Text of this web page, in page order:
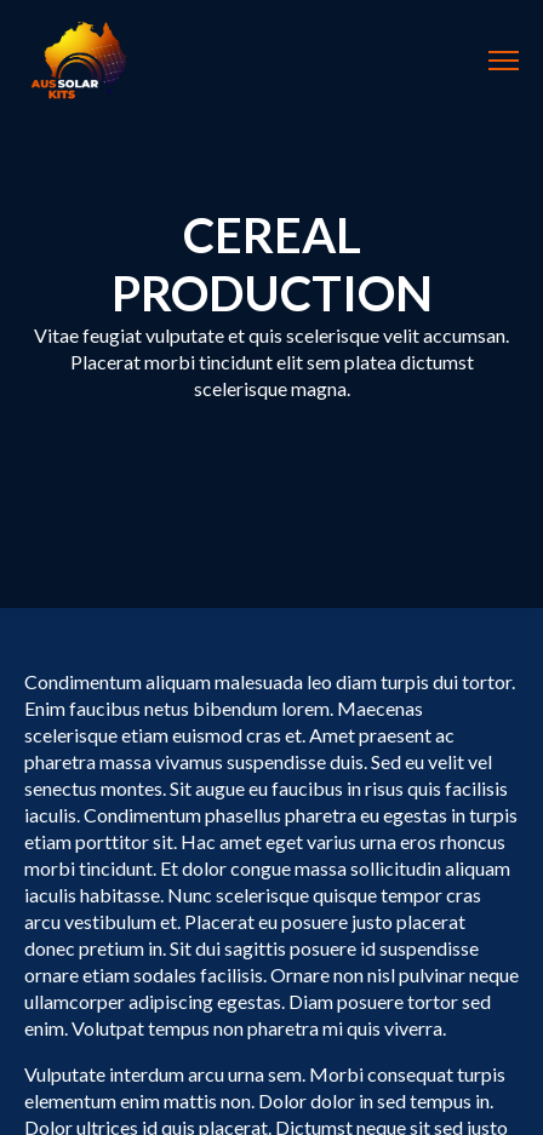
CEREAL
PRODUCTION
Vitae feugiat vulputate et quis scelerisque velit accumsan.
Placerat morbi tincidunt elit sem platea dictumst
scelerisque magna.
Condimentum aliquam malesuada leo diam turpis dui tortor.
Enim faucibus netus bibendum lorem. Maecenas
scelerisque etiam euismod cras et. Amet praesent ac
pharetra massa vivamus suspendisse duis. Sed eu velit vel
senectus montes. Sit augue eu faucibus in risus quis facilisis
iaculis. Condimentum phasellus pharetra eu egestas in turpis
etiam porttitor sit. Hac amet eget varius urna eros rhoncus
morbi tincidunt. Et dolor congue massa sollicitudin aliquam
iaculis habitasse. Nunc scelerisque quisque tempor cras
arcu vestibulum et. Placerat eu posuere justo placerat
donec pretium in. Sit dui sagittis posuere id suspendisse
ornare etiam sodales facilisis. Ornare non nisl pulvinar neque
ullamcorper adipiscing egestas. Diam posuere tortor sed
enim. Volutpat tempus non pharetra mi quis viverra.
Vulputate interdum arcu urna sem. Morbi consequat turpis
elementum enim mattis non. Dolor dolor in sed tempus in.
Dolor ultrices id quis placerat. Dictumst neque sit sed justo